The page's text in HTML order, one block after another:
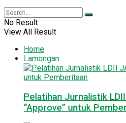
No Result
View All Result
Home
Lamongan
Pelatihan Jurnalistik
“Approve” untuk